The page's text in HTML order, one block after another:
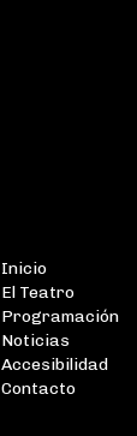
Inicio
El Teatro
Programación
Noticias
Accesibilidad
Contacto